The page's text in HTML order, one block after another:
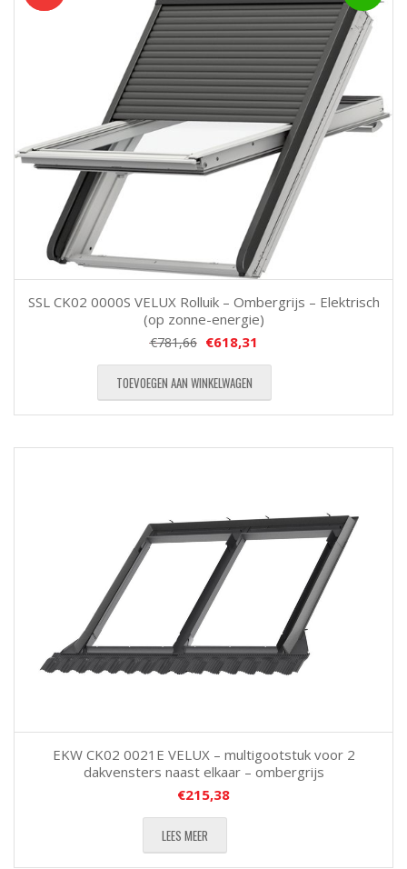
SSL CK02 0000S VELUX Rolluik – Ombergrijs – Elektrisch
(op zonne-energie)
€781,66 €618,31
TOEVOEGEN AAN WINKELWAGEN
EKW CK02 0021E VELUX – multigootstuk voor 2
dakvensters naast elkaar – ombergrijs
€215,38
LEES MEER